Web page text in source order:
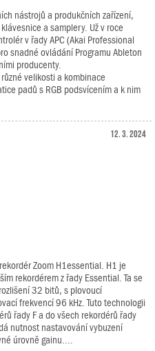
nástrojů a produkčních zařízení,
a samplery. Už v roce
v řady APC (Akai Professional
snadné ovládání Programu Ableton
producenty.
velikosti a kombinace
padů s RGB podsvícením a k nim
12. 3. 2024
Zoom H1essential. H1 je
rekordérem z řady Essential. Ta se
32 bitů, s plovoucí
frekvencí 96 kHz. Tuto technologii
řady F a do všech rekordérů řady
nutnost nastavování vybuzení
úrovně gainu....